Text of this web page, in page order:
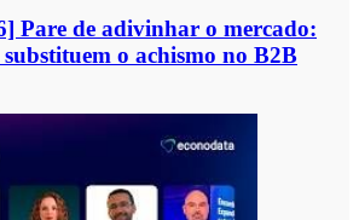
Pare de adivinhar o mercado:
o achismo no B2B